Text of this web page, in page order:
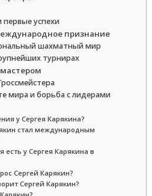
первые успехи
признание
шахматный мир
турнирах
мира и борьба с лидерами
у Сергея Карякина?
стал международным
есть у Сергея Карякина в
Сергей Карякин?
Сергей Карякин?